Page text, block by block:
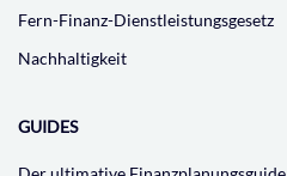
Fern-Finanz-Dienstleistungsgesetz
Nachhaltigkeit
GUIDES